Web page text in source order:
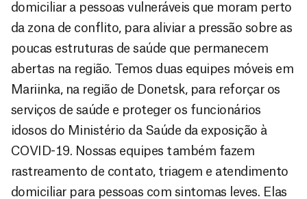
domiciliar a pessoas vulneráveis que moram perto
da zona de conflito, para aliviar a pressão sobre as
poucas estruturas de saúde que permanecem
abertas na região. Temos duas equipes móveis em
Mariinka, na região de Donetsk, para reforçar os
serviços de saúde e proteger os funcionários
idosos do Ministério da Saúde da exposição à
COVID-19. Nossas equipes também fazem
rastreamento de contato, triagem e atendimento
domiciliar para pessoas com sintomas leves. Elas